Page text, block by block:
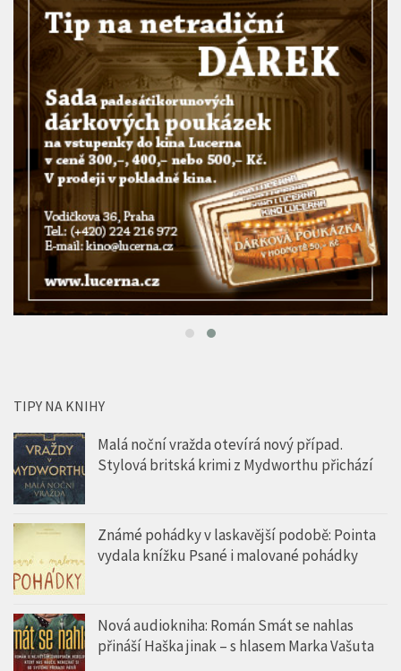
TIPY NA KNIHY
Malá noční vražda otevírá nový případ.
Stylová britská krimi z Mydworthu přichází
Známé pohádky v laskavější podobě: Pointa
vydala knížku Psané i malované pohádky
Nová audiokniha: Román Smát se nahlas
přináší Haška jinak – s hlasem Marka Vašuta